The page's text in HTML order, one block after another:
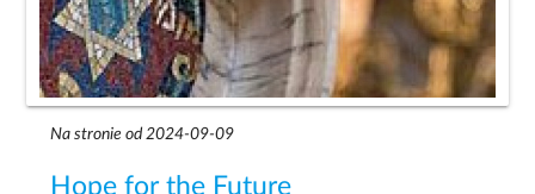
Na stronie od 2024-09-09
Hope for the Future